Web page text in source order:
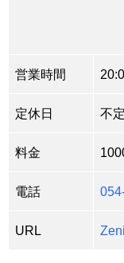
営業時間
定休日 不
料金
電話
URL